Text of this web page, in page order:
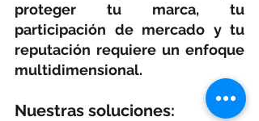
proteger tu marca, tu
participación de mercado y tu
reputación requiere un enfoque
multidimensional.
Nuestras soluciones: